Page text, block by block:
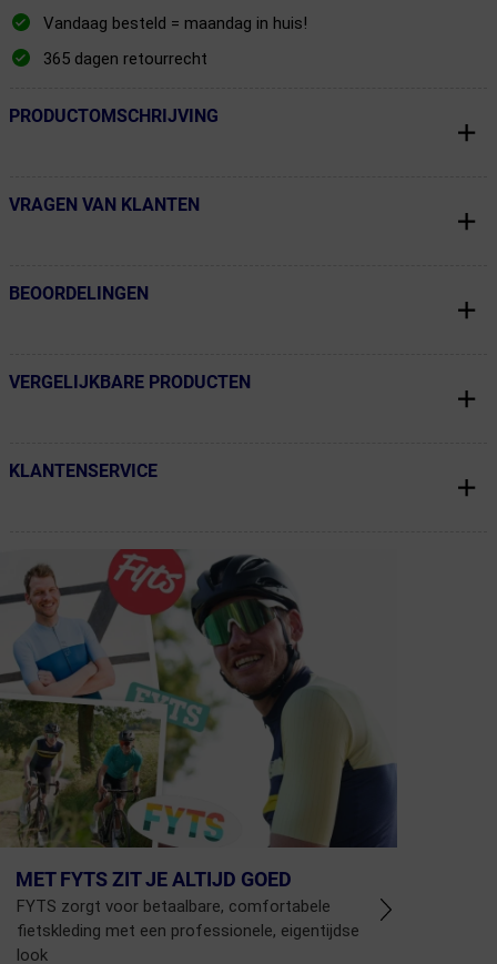
Vandaag besteld = maandag in huis!
365 dagen retourrecht
← Terug naar productnavigatie
PRODUCTOMSCHRIJVING
← Terug naar productnavigatie
VRAGEN VAN KLANTEN
← Terug naar productnavigatie
BEOORDELINGEN
← Terug naar productnavigatie
VERGELIJKBARE PRODUCTEN
← Terug naar productnavigatie
KLANTENSERVICE
MET FYTS ZIT JE ALTIJD GOED
FYTS zorgt voor betaalbare, comfortabele
fietskleding met een professionele, eigentijdse
look